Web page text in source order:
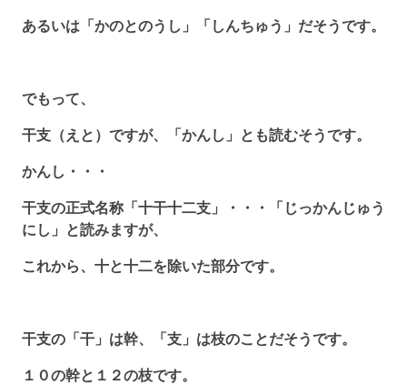
あるいは「かのとのうし」「しんちゅう」だそうです。
でもって、
干支（えと）ですが、「かんし」とも読むそうです。
かんし・・・
干支の正式名称「十干十二支」・・・「じっかんじゅう
にし」と読みますが、
これから、十と十二を除いた部分です。
干支の「干」は幹、「支」は枝のことだそうです。
１０の幹と１２の枝です。